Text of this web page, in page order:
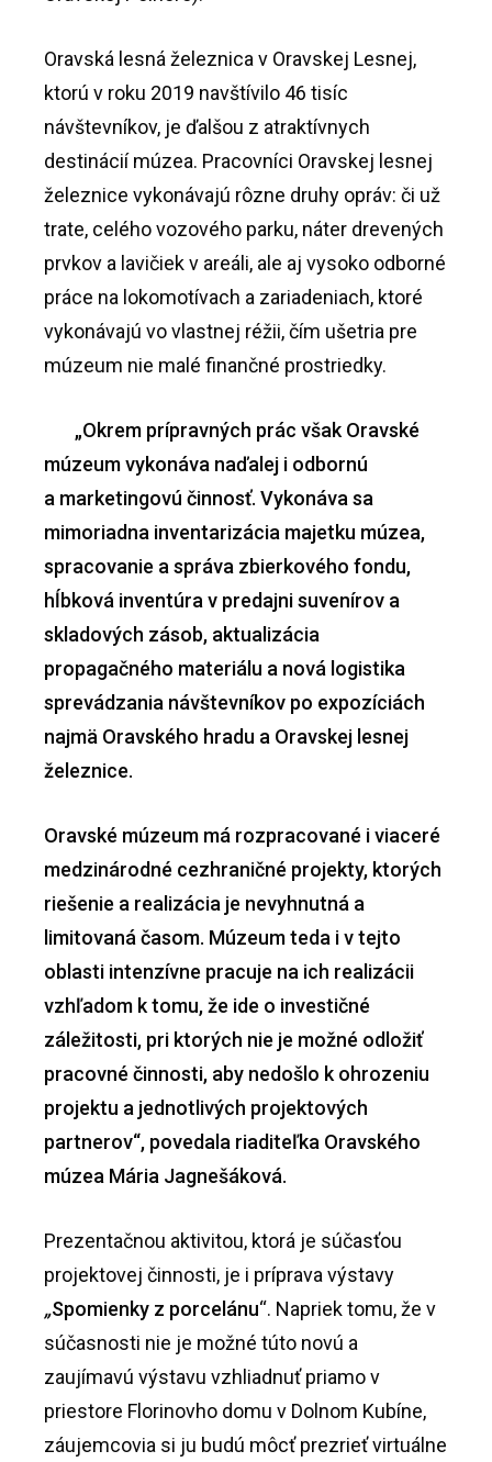
Oravská lesná železnica v Oravskej Lesnej,
ktorú v roku 2019 navštívilo 46 tisíc
návštevníkov, je ďalšou z atraktívnych
destinácií múzea. Pracovníci Oravskej lesnej
železnice vykonávajú rôzne druhy opráv: či už
trate, celého vozového parku, náter drevených
prvkov a lavičiek v areáli, ale aj vysoko odborné
práce na lokomotívach a zariadeniach, ktoré
vykonávajú vo vlastnej réžii, čím ušetria pre
múzeum nie malé finančné prostriedky.
„Okrem prípravných prác však Oravské
múzeum vykonáva naďalej i odbornú
a marketingovú činnosť. Vykonáva sa
mimoriadna inventarizácia majetku múzea,
spracovanie a správa zbierkového fondu,
hĺbková inventúra v predajni suvenírov a
skladových zásob, aktualizácia
propagačného materiálu a nová logistika
sprevádzania návštevníkov po expozíciách
najmä Oravského hradu a Oravskej lesnej
železnice.
Oravské múzeum má rozpracované i viaceré
medzinárodné cezhraničné projekty, ktorých
riešenie a realizácia je nevyhnutná a
limitovaná časom. Múzeum teda i v tejto
oblasti intenzívne pracuje na ich realizácii
vzhľadom k tomu, že ide o investičné
záležitosti, pri ktorých nie je možné odložiť
pracovné činnosti, aby nedošlo k ohrozeniu
projektu a jednotlivých projektových
partnerov“, povedala riaditeľka Oravského
múzea Mária Jagnešáková.
Prezentačnou aktivitou, ktorá je súčasťou
projektovej činnosti, je i príprava výstavy
„Spomienky z porcelánu“. Napriek tomu, že v
súčasnosti nie je možné túto novú a
zaujímavú výstavu vzhliadnuť priamo v
priestore Florinovho domu v Dolnom Kubíne,
záujemcovia si ju budú môcť prezrieť virtuálne